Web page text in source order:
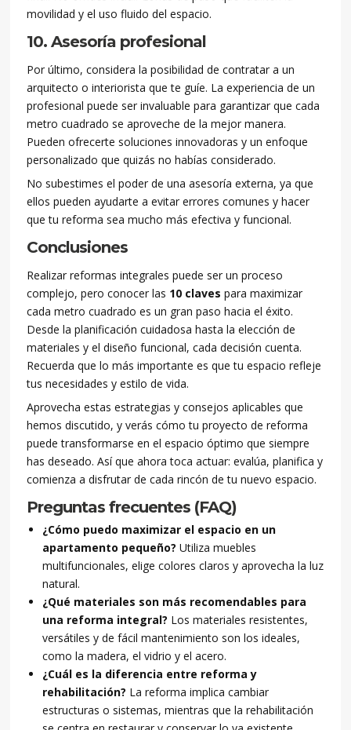
movilidad y el uso fluido del espacio.
10. Asesoría profesional
Por último, considera la posibilidad de contratar a un
arquitecto o interiorista que te guíe. La experiencia de un
profesional puede ser invaluable para garantizar que cada
metro cuadrado se aproveche de la mejor manera.
Pueden ofrecerte soluciones innovadoras y un enfoque
personalizado que quizás no habías considerado.
No subestimes el poder de una asesoría externa, ya que
ellos pueden ayudarte a evitar errores comunes y hacer
que tu reforma sea mucho más efectiva y funcional.
Conclusiones
Realizar reformas integrales puede ser un proceso
complejo, pero conocer las 10 claves para maximizar
cada metro cuadrado es un gran paso hacia el éxito.
Desde la planificación cuidadosa hasta la elección de
materiales y el diseño funcional, cada decisión cuenta.
Recuerda que lo más importante es que tu espacio refleje
tus necesidades y estilo de vida.
Aprovecha estas estrategias y consejos aplicables que
hemos discutido, y verás cómo tu proyecto de reforma
puede transformarse en el espacio óptimo que siempre
has deseado. Así que ahora toca actuar: evalúa, planifica y
comienza a disfrutar de cada rincón de tu nuevo espacio.
Preguntas frecuentes (FAQ)
¿Cómo puedo maximizar el espacio en un
apartamento pequeño? Utiliza muebles
multifuncionales, elige colores claros y aprovecha la luz
natural.
¿Qué materiales son más recomendables para
una reforma integral? Los materiales resistentes,
versátiles y de fácil mantenimiento son los ideales,
como la madera, el vidrio y el acero.
¿Cuál es la diferencia entre reforma y
rehabilitación? La reforma implica cambiar
estructuras o sistemas, mientras que la rehabilitación